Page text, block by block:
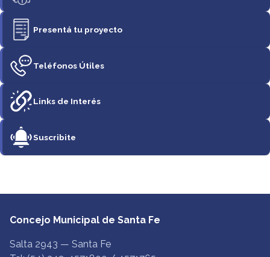
Presentá tu proyecto
Teléfonos Útiles
Links de Interés
Suscribite
Concejo Municipal de Santa Fe
Salta 2943 — Santa Fe